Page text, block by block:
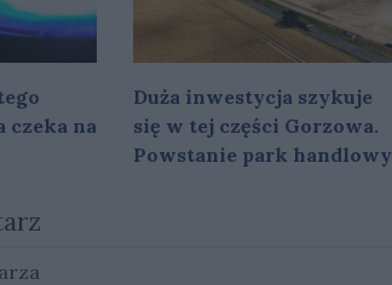
czeka na
Duża inwestycja szykuje
się w tej części Gorzowa.
Powstanie park handlowy